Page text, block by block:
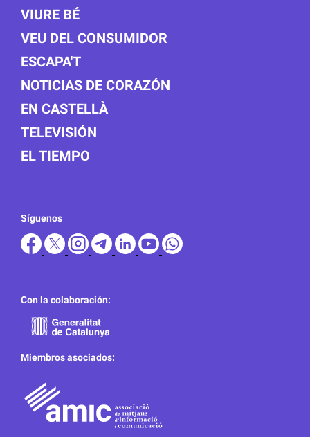
VIURE BÉ
VEU DEL CONSUMIDOR
ESCAPA'T
NOTICIAS DE CORAZÓN
EN CASTELLÀ
TELEVISIÓN
EL TIEMPO
Síguenos
Con la colaboración:
Miembros asociados: